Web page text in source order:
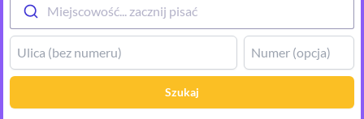
Miejscowość... zacznij pisać
Szukaj